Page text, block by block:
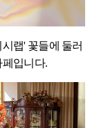
랩' 꽃들에 둘러
페입니다.